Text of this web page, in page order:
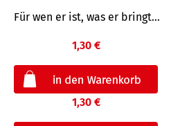
Für wen er ist, was er bringt…
1,30 €
1,30 €